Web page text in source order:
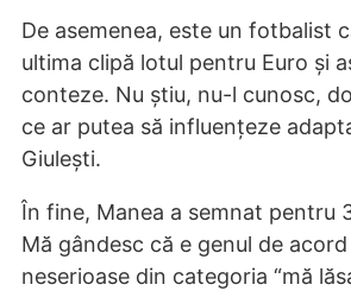
De asemenea, este un fotbalist
ultima clipă lotul pentru Euro și
conteze. Nu știu, nu-l cunosc,
ce ar putea să influențeze
Giulești.
În fine, Manea a semnat pentru
Mă gândesc că e genul de
neserioase din categoria “mă